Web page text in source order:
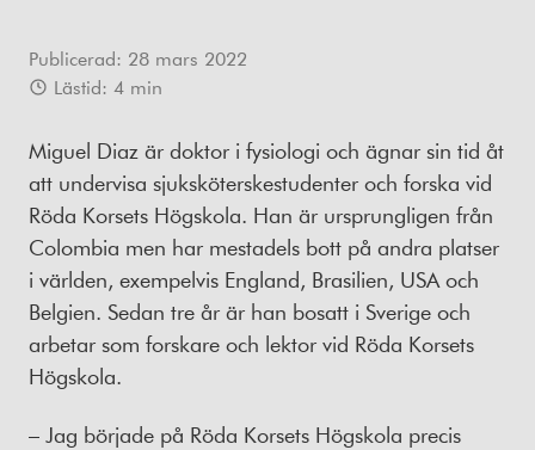
Publicerad: 28 mars 2022
Lästid: 4 min
Miguel Diaz är doktor i fysiologi och ägnar sin tid åt
att undervisa sjuksköterskestudenter och forska vid
Röda Korsets Högskola. Han är ursprungligen från
Colombia men har mestadels bott på andra platser
i världen, exempelvis England, Brasilien, USA och
Belgien. Sedan tre år är han bosatt i Sverige och
arbetar som forskare och lektor vid Röda Korsets
Högskola.
– Jag började på Röda Korsets Högskola precis